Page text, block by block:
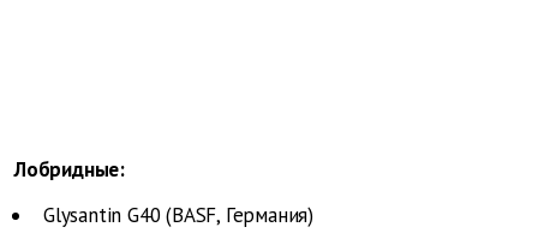
Лобридные:
Glysantin G40 (BASF, Германия)